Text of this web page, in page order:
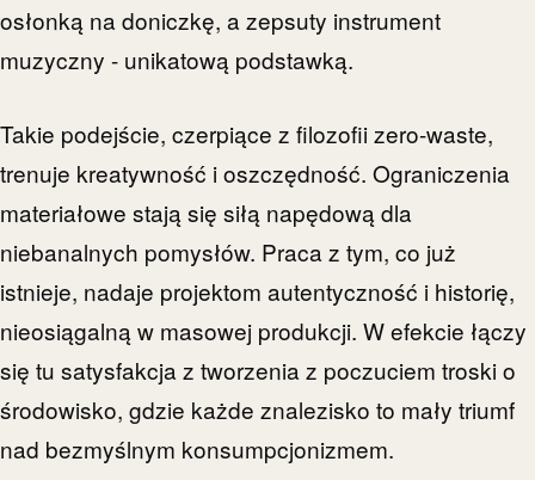
osłonką na doniczkę, a zepsuty instrument
muzyczny - unikatową podstawką.
Takie podejście, czerpiące z filozofii zero-waste,
trenuje kreatywność i oszczędność. Ograniczenia
materiałowe stają się siłą napędową dla
niebanalnych pomysłów. Praca z tym, co już
istnieje, nadaje projektom autentyczność i historię,
nieosiągalną w masowej produkcji. W efekcie łączy
się tu satysfakcja z tworzenia z poczuciem troski o
środowisko, gdzie każde znalezisko to mały triumf
nad bezmyślnym konsumpcjonizmem.